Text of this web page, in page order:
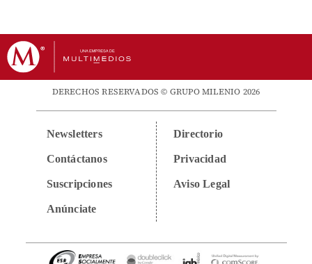
DERECHOS RESERVADOS © GRUPO MILENIO 2026
Newsletters
Contáctanos
Suscripciones
Anúnciate
Directorio
Privacidad
Aviso Legal